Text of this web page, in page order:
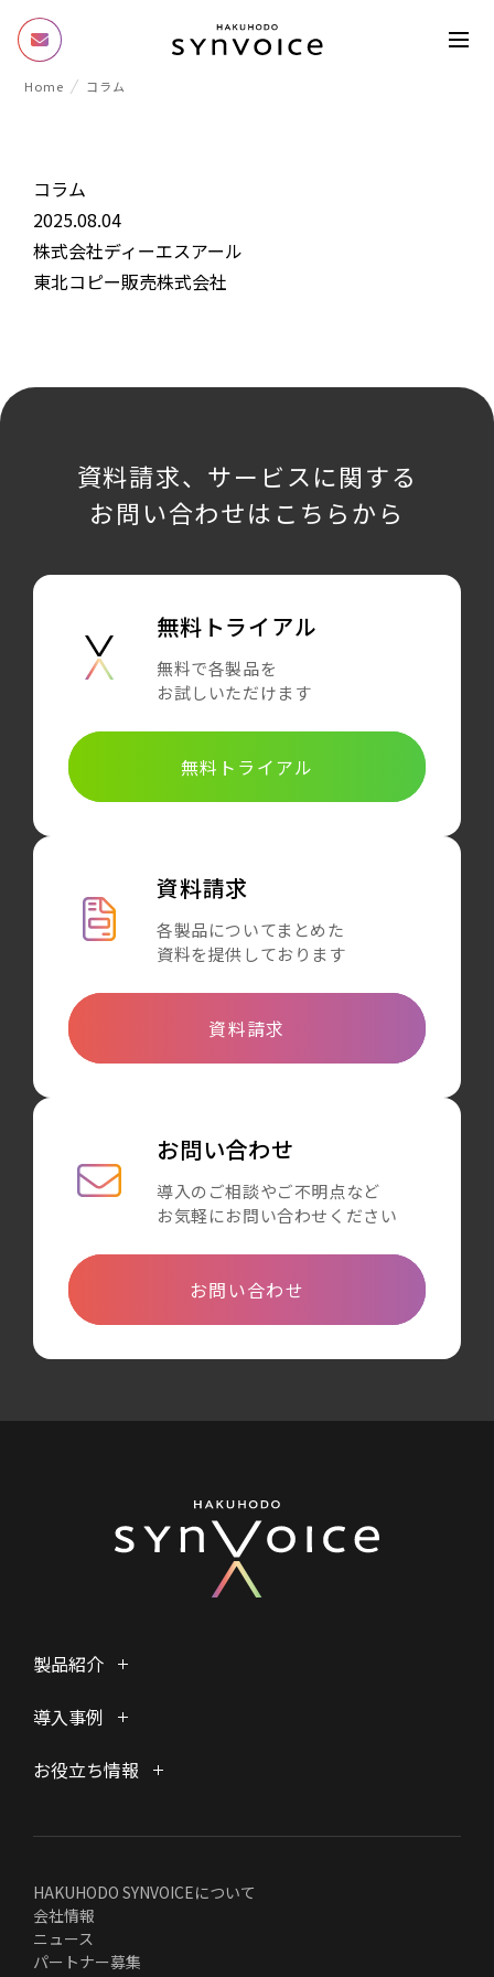
Home コラム
コラム
2025.08.04
株式会社ディーエスアール
東北コピー販売株式会社
資料請求、サービスに関する
お問い合わせはこちらから
無料トライアル
無料で各製品を
お試しいただけます
無料トライアル
資料請求
各製品についてまとめた
資料を提供しております
資料請求
お問い合わせ
導入のご相談やご不明点など
お気軽にお問い合わせください
お問い合わせ
製品紹介
導入事例
お役立ち情報
HAKUHODO SYNVOICEについて
会社情報
ニュース
パートナー募集